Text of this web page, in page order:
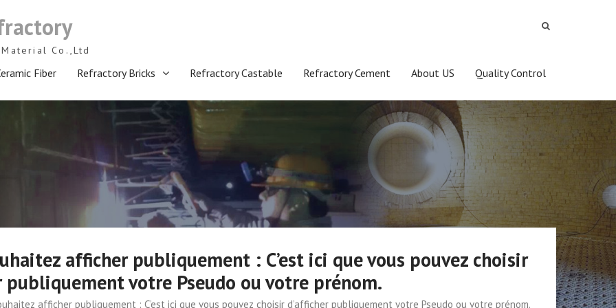
Co.,Ltd
Fiber Refractory Bricks Refractory Castable Refractory Cement About US Quality Control
afficher publiquement : C’est ici que vous pouvez choisir
publiquement votre Pseudo ou votre prénom.
afficher publiquement : C’est ici que vous pouvez choisir d’afficher publiquement votre Pseudo ou votre prénom.